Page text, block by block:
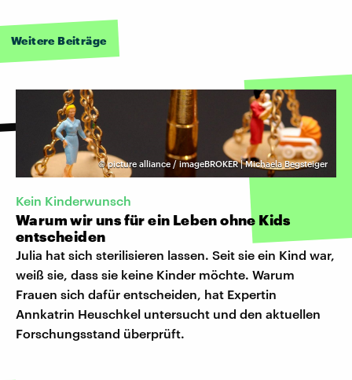
Weitere Beiträge
©picture alliance / imageBROKER | Michaela Begsteiger
Kein Kinderwunsch
Warum wir uns für ein Leben ohne Kids
entscheiden
Julia hat sich sterilisieren lassen. Seit sie ein Kind war,
weiß sie, dass sie keine Kinder möchte. Warum
Frauen sich dafür entscheiden, hat Expertin
Annkatrin Heuschkel untersucht und den aktuellen
Forschungsstand überprüft.